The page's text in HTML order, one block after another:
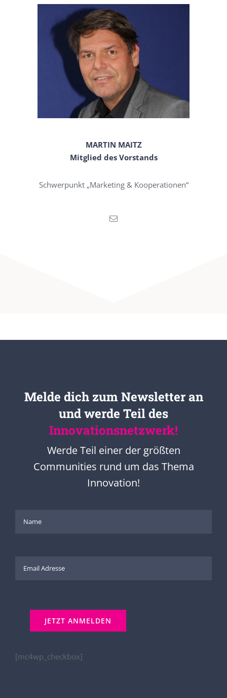
MARTIN MAITZ
Mitglied des Vorstands
Schwerpunkt „Marketing & Kooperationen“
Melde dich zum Newsletter an
und werde Teil des
Innovationsnetzwerk!
Werde Teil einer der größten
Communities rund um das Thema
Innovation!
[mc4wp_checkbox]